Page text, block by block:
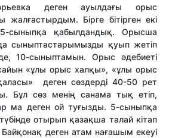
деген ауылдағы орыс
жалғастырдым. Бірге бітірген екі
сыныпқа қабылдандық. Орысша
сыныптастарымызды қуып жетіп
10-сыныптамын. Орыс әдебиеті
«ұлы орыс халқы», «ұлы орыс
деген сөздерді 40-50 рет
Бұл сөз менің санама тық етіп,
ма деген ой туғызды. 5-сыныпқа
отырып қазақша талай кітап
деген атам нағашым екеуі